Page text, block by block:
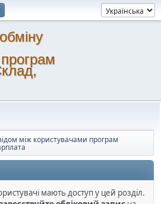
між користувачами програм
мають доступ у цей розділ.